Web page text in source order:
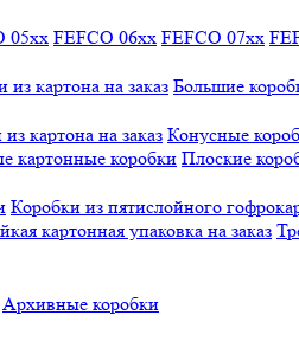
05xx FEFCO 06xx FEFCO 07xx
картона на заказ Большие
картона на заказ Конусные
картонные коробки Плоские
Коробки из пятислойного
картонная упаковка на заказ
Архивные коробки